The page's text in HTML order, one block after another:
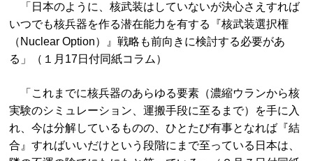
「日本のように、核武装はしていないが決心さえすれば
いつでも核兵器を作る潜在能力を有する『核武装選択権
（Nuclear Option）』戦略も前向きに検討する必要があ
る」（１月17日付同紙コラム）
「これまでに核兵器のあらゆる要素（濃縮ウランから核
実験のシミュレーション、運搬手段に至るまで）を手に入
れ、今は分解しているものの、ひとたび有事となれば『結
合』すればいいだけという段階にまで至っている日本は、